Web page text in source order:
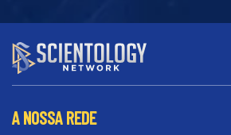
A NOSSA REDE